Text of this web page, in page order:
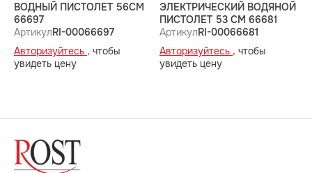
ВОДНЫЙ ПИСТОЛЕТ 56СМ
66697
АртикулRI-00066697
Авторизуйтесь , чтобы
увидеть цену
ЭЛЕКТРИЧЕСКИЙ ВОДЯНОЙ
ПИСТОЛЕТ 53 СМ 66681
АртикулRI-00066681
Авторизуйтесь , чтобы
увидеть цену